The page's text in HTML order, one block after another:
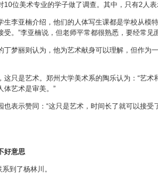
10位美术专业的学子做了调查。其中，只有2人
生李亚楠介绍，他们的人体写生课都是学校从模
。”李亚楠说，但老师平常都很熟悉，要经常见
丁梦丽则认为，他为艺术献身可以理解，但作为
这只是艺术。郑州大学美术系的陶乐认为：“艺
体艺术是审美。”
也表示赞同：“这只是艺术，时间长了就可以接受
好意思
到了杨林川。